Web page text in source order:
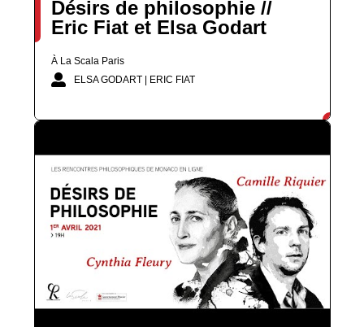
Désirs de philosophie //
Eric Fiat et Elsa Godart
À La Scala Paris
ELSA GODART | ERIC FIAT